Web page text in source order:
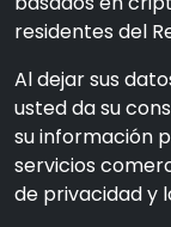
residentes del
Al dejar sus
usted da su
su información
servicios
de privacidad y